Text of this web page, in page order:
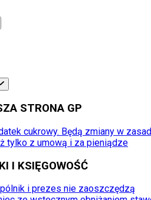
STRONA GP
cukrowy. Będą zmiany w
tylko z umową i za pieniądze
I KSIĘGOWOŚĆ
i prezes nie zaoszczędzą